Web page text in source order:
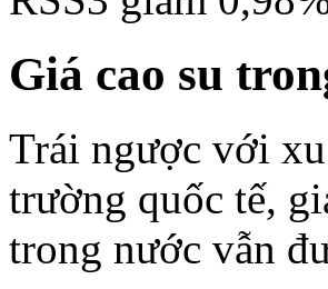
Giá cao su
Trái ngược với
trường quốc tế,
trong nước vẫn